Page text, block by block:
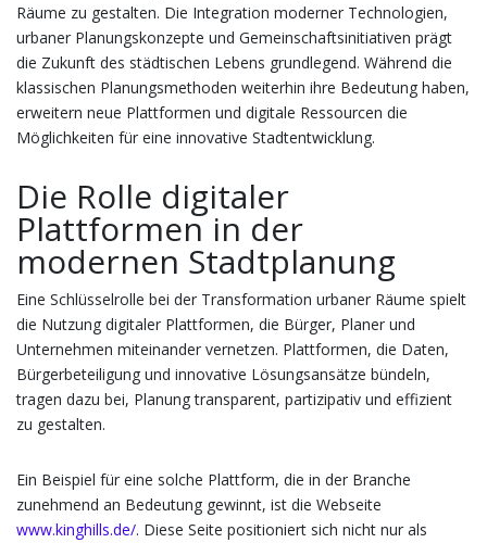
Räume zu gestalten. Die Integration moderner Technologien,
urbaner Planungskonzepte und Gemeinschaftsinitiativen prägt
die Zukunft des städtischen Lebens grundlegend. Während die
klassischen Planungsmethoden weiterhin ihre Bedeutung haben,
erweitern neue Plattformen und digitale Ressourcen die
Möglichkeiten für eine innovative Stadtentwicklung.
Die Rolle digitaler
Plattformen in der
modernen Stadtplanung
Eine Schlüsselrolle bei der Transformation urbaner Räume spielt
die Nutzung digitaler Plattformen, die Bürger, Planer und
Unternehmen miteinander vernetzen. Plattformen, die Daten,
Bürgerbeteiligung und innovative Lösungsansätze bündeln,
tragen dazu bei, Planung transparent, partizipativ und effizient
zu gestalten.
Ein Beispiel für eine solche Plattform, die in der Branche
zunehmend an Bedeutung gewinnt, ist die Webseite
www.kinghills.de/. Diese Seite positioniert sich nicht nur als